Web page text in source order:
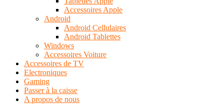
Accessoires Apple
Android
Android Cellulaires
Android Tablettes
Windows
Accessoires Voiture
Accessoires de TV
Electroniques
Gaming
Passer à la caisse
A propos de nous